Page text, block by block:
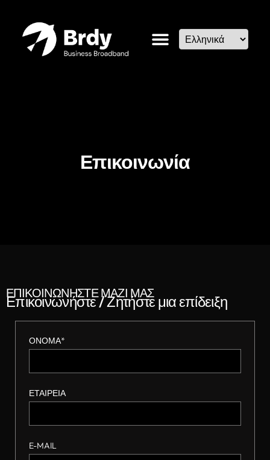
Επικοινωνία
ΕΠΙΚΟΙΝΩΝΗΣΤΕ ΜΑΖΙ ΜΑΣ
Επικοινωνήστε / Ζητήστε μια επίδειξη
ΟΝΟΜΑ*
ΕΤΑΙΡΕΙΑ
E-MAIL